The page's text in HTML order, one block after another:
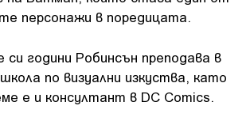
персонажи в поредицата.
си години Робинсън преподава в
по визуални изкуства, като
е и консултант в DC Comics.